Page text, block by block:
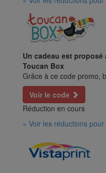
Un cadeau est
Toucan Box
Grâce à ce code promo,
Voir le code
Réduction en cours
» Voir les réductions